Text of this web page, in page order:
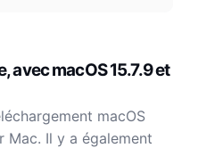
avec macOS 15.7.9 et
macOS
Mac. Il y a également